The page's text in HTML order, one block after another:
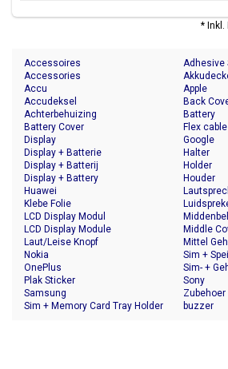
* Inkl.
Accessoires
Accessories
Accu
Accudeksel
Achterbehuizing
Adhesive
Apple
Back
Battery
Battery Cover
Display
Display + Batterie
Display + Batterij
Display + Battery
Flex cable
Google
Halter
Holder
Houder
Huawei
Klebe Folie
LCD Display Modul
LCD Display Module
Laut/Leise Knopf
Middle
Mittel
Nokia
OnePlus
Plak Sticker
Samsung
Sim + Memory Card Tray Holder
Sim +
Sim- +
Sony
Zubehoer
buzzer